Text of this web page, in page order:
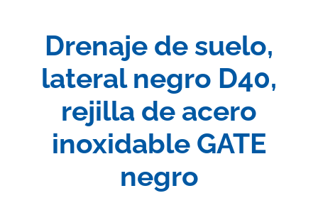
Drenaje de suelo,
lateral negro D40,
rejilla de acero
inoxidable GATE
negro